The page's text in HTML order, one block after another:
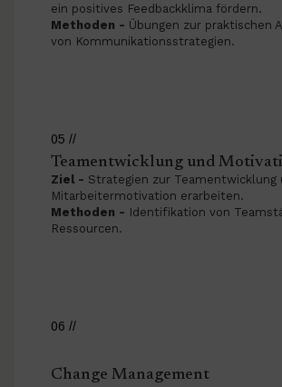
ein positives Feedbackklima fördern.
Methoden - Übungen zur praktischen
von Kommunikationsstrategien.
05 //
Teamentwicklung und
Ziel - Strategien zur Teamentwicklung
Mitarbeitermotivation erarbeiten.
Methoden - Identifikation von
Ressourcen.
06 //
Change Management